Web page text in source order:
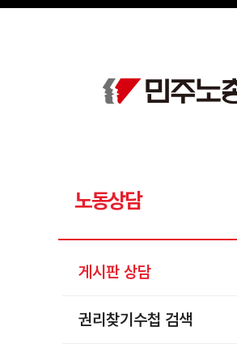
메뉴 건너뛰기
노동상담
게시판 상담
권리찾기수첩 검색
권리찾기수첩 검색
찾아보기
노동조합 가입 안내
Sketchbook5, 스케치북5
Sketchbook5, 스케치북5